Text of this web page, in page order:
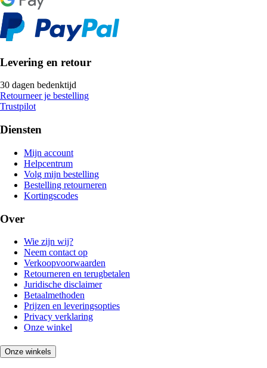
Levering en retour
30 dagen bedenktijd
Retourneer je bestelling
Trustpilot
Diensten
Mijn account
Helpcentrum
Volg mijn bestelling
Bestelling retourneren
Kortingscodes
Over
Wie zijn wij?
Neem contact op
Verkoopvoorwaarden
Retourneren en terugbetalen
Juridische disclaimer
Betaalmethoden
Prijzen en leveringsopties
Privacy verklaring
Onze winkel
Onze winkels